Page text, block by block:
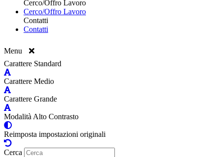
Cerco/Offro Lavoro
Cerco/Offro Lavoro
Contatti
Contatti
Menu
Carattere Standard
Carattere Medio
Carattere Grande
Modalità Alto Contrasto
Reimposta impostazioni originali
Cerca